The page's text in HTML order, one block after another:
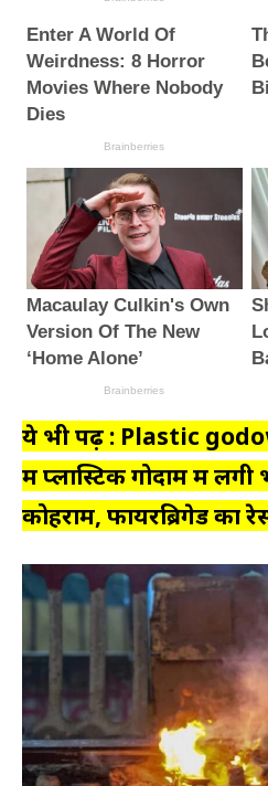
ये भी पढ़ें : Plastic
में प्लास्टिक गोदाम में
कोहराम, फायरब्रिगेड का